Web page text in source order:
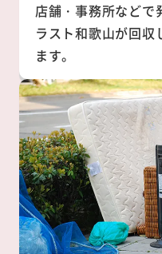
店舗・事務所などで
ラスト和歌山が回収
ます。